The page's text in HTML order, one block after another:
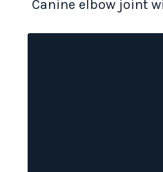
Canine elbow joint